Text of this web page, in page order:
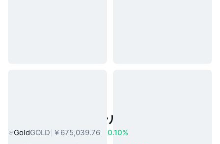
人気のリアルワールドアセット
GoldGOLD ￥675,039.76
0.10%